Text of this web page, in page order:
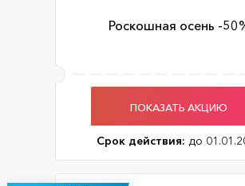
Роскошная осень -
ПОКАЗАТЬ АКЦИЮ
Срок действия: до